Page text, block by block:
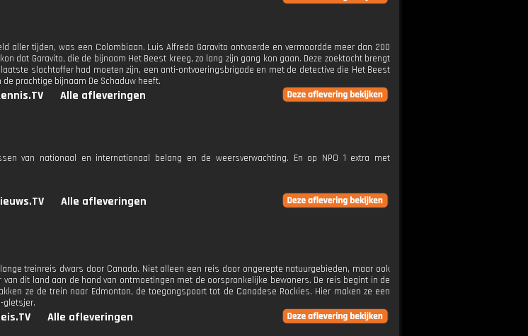
aller tijden, was een Colombiaan. Luis Alfredo Garavito ontvoerde en vermoordde meer dan 200
dat Garavito, die de bijnaam Het Beest kreeg, zo lang zijn gang kon gaan. Deze zoektocht brengt
slachtoffer had moeten zijn, een anti-ontvoeringsbrigade en met de detective die Het Beest
prachtige bijnaam De Schaduw heeft.
Alle afleveringen
van nationaal en internationaal belang en de weersverwachting. En op NPO 1 extra met
Alle afleveringen
treinreis dwars door Canada. Niet alleen een reis door ongerepte natuurgebieden, maar ook
dit land aan de hand van ontmoetingen met de oorspronkelijke bewoners. De reis begint in de
ze de trein naar Edmonton, de toegangspoort tot de Canadese Rockies. Hier maken ze een
gletsjer.
Alle afleveringen